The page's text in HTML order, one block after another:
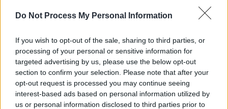
Do Not Process My Personal Information
If you wish to opt-out of the sale, sharing to third parties, or
processing of your personal or sensitive information for
targeted advertising by us, please use the below opt-out
section to confirm your selection. Please note that after your
opt-out request is processed you may continue seeing
interest-based ads based on personal information utilized by
us or personal information disclosed to third parties prior to
προκάλεσε θύελλα αντιδράσεων. Τούτη τη
φορά, το ντέρμπι τουΠαναθηναϊκούμε τον
Ολυμπιακόκαιτα λάθη στα οποία υπέπεσε
εξόργισε τους ανθρώπους του «τριφυλλιού»
οι οποίοι από το ημίχρονο του ματς κιόλας,